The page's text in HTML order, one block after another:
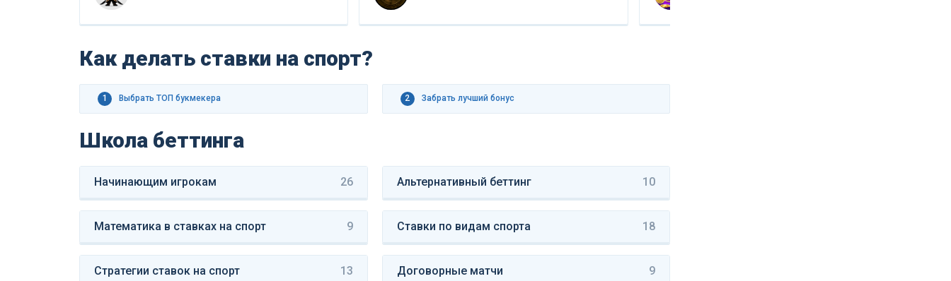
Как делать ставки на спорт?
1 Выбрать ТОП букмекера 2 Забрать лучший бонус
Школа беттинга
Начинающим игрокам 26 Альтернативный беттинг 10
Математика в ставках на спорт 9 Ставки по видам спорта 18
Стратегии ставок на спорт 13 Договорные матчи 9